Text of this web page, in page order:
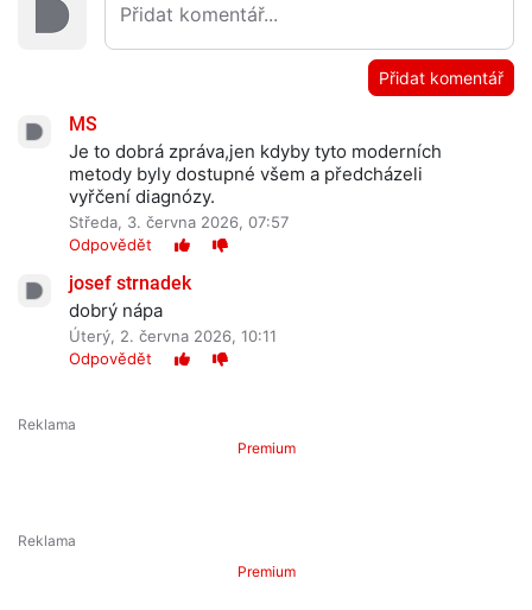
Přidat komentář
MS
Je to dobrá zpráva,jen kdyby tyto moderních
metody byly dostupné všem a předcházeli
vyřčení diagnózy.
Středa, 3. června 2026, 07:57
Odpovědět
josef strnadek
dobrý nápa
Úterý, 2. června 2026, 10:11
Odpovědět
Premium
Premium